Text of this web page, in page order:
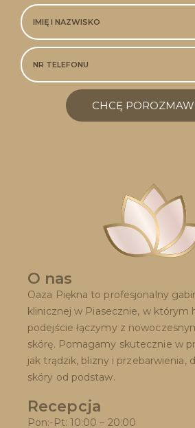
CHCĘ
O nas
Oaza Piękna to profesjonalny
klinicznej w Piasecznie, w którym
podejście łączymy z
skórę. Pomagamy skutecznie w
jak trądzik, blizny i przebarwienia,
skóry od podstaw.
Recepcja
Pon:-Pt: 10:00 – 20:00